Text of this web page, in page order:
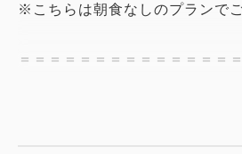
※こちらは朝食なしのプランでご
＝＝＝＝＝＝＝＝＝＝＝＝＝＝